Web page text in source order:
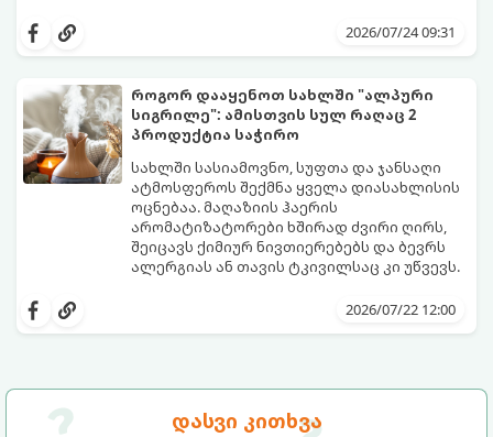
დასვი კითხვა
ეფექტური, ბიუჯეტური და აპრობირებული
ლაქების ამოყვანასა და პირვანდელი
სიახლის დაბრუნებას.
2026/07/24 09:31
როგორ დააყენოთ სახლში "ალპური
სიგრილე": ამისთვის სულ რაღაც 2
პროდუქტია საჭირო
სახლში სასიამოვნო, სუფთა და ჯანსაღი
ატმოსფეროს შექმნა ყველა დიასახლისის
ოცნებაა. მაღაზიის ჰაერის
არომატიზატორები ხშირად ძვირი ღირს,
შეიცავს ქიმიურ ნივთიერებებს და ბევრს
ალერგიას ან თავის ტკივილსაც კი უწვევს.
სიგრილისა“ და სიახლის ეფექტის მიღწევა
ინგრედიენტი დაგჭირდებათ, რომლებიც
2026/07/22 12:00